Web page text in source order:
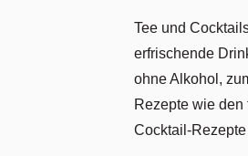
Tee und
erfrischende
ohne Alkohol,
Rezepte wie den
Cocktail-